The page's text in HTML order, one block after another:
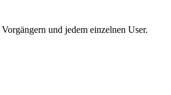
und jedem einzelnen User.